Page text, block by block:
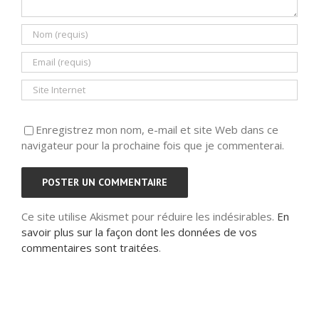
Enregistrez mon nom, e-mail et site Web dans ce
navigateur pour la prochaine fois que je commenterai.
Ce site utilise Akismet pour réduire les indésirables. En
savoir plus sur la façon dont les données de vos
commentaires sont traitées.